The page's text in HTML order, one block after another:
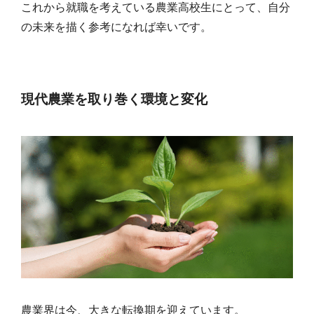
これから就職を考えている農業高校生にとって、自分
の未来を描く参考になれば幸いです。
現代農業を取り巻く環境と変化
農業界は今、大きな転換期を迎えています。